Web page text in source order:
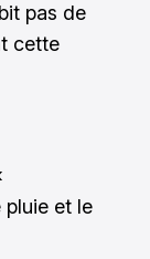
pas de
cette
pluie et le